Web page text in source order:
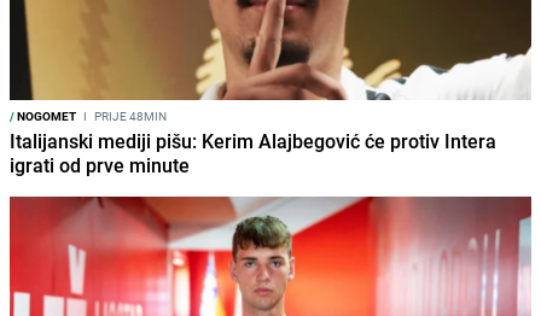
/NOGOMET I PRIJE 48MIN
Italijanski mediji pišu: Kerim Alajbegović će protiv Intera
igrati od prve minute